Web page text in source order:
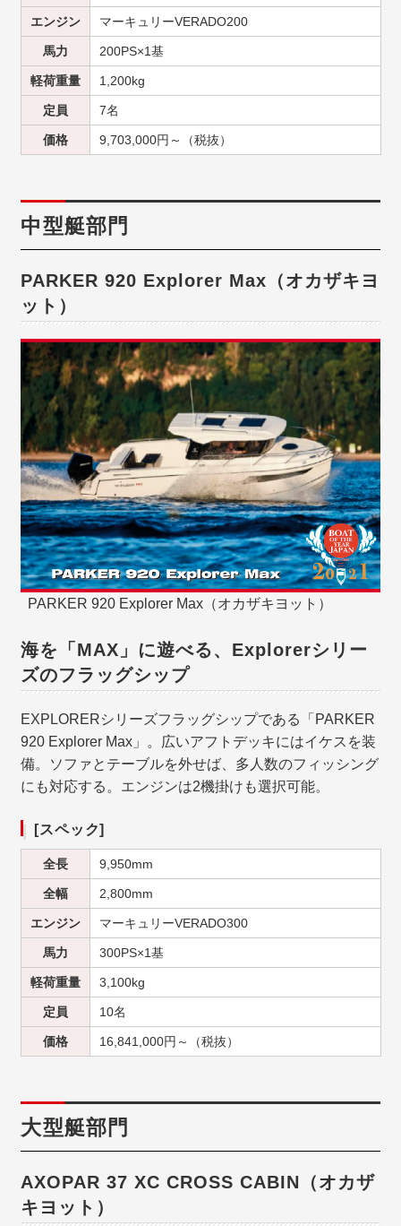
エンジン マーキュリーVERADO200
馬力 200PS×1基
軽荷重量 1,200kg
定員 7名
価格 9,703,000円～（税抜）
中型艇部門
PARKER 920 Explorer Max（オカザキヨ
ット）
PARKER 920 Explorer Max（オカザキヨット）
海を「MAX」に遊べる、Explorerシリー
ズのフラッグシップ
EXPLORERシリーズフラッグシップである「PARKER
920 Explorer Max」。広いアフトデッキにはイケスを装
備。ソファとテーブルを外せば、多人数のフィッシング
にも対応する。エンジンは2機掛けも選択可能。
[スペック]
全長 9,950mm
全幅 2,800mm
エンジン マーキュリーVERADO300
馬力 300PS×1基
軽荷重量 3,100kg
定員 10名
価格 16,841,000円～（税抜）
大型艇部門
AXOPAR 37 XC CROSS CABIN（オカザ
キヨット）